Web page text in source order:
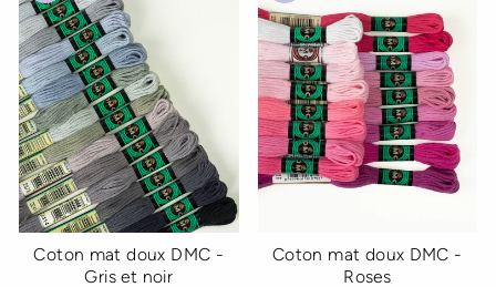
Coton mat doux DMC -
Gris et noir
Coton mat doux DMC -
Roses